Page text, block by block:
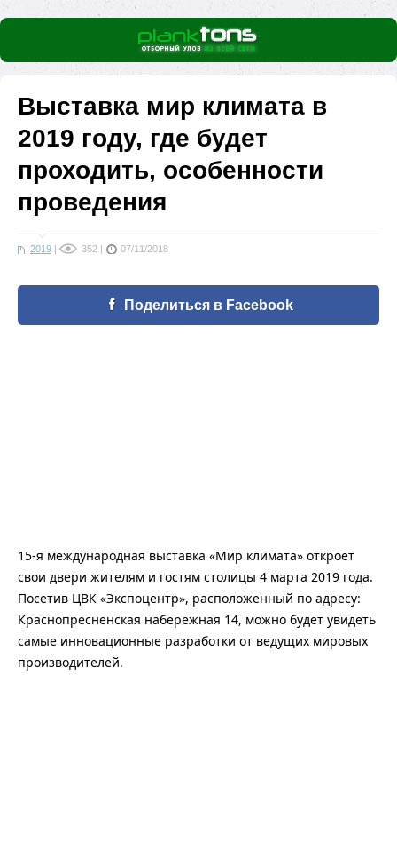
Выставка мир климата в
2019 году, где будет
проходить, особенности
проведения
2019 | 352 | 07/11/2018
Поделиться в Facebook
15-я международная выставка «Мир климата» откроет
свои двери жителям и гостям столицы 4 марта 2019 года.
Посетив ЦВК «Экспоцентр», расположенный по адресу:
Краснопресненская набережная 14, можно будет увидеть
самые инновационные разработки от ведущих мировых
производителей.